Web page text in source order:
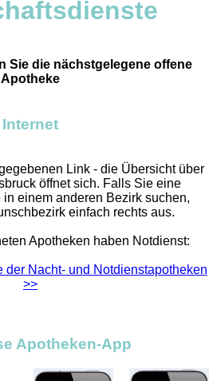
Sie die nächstgelegene offene
Apotheke
Internet
Link - die Übersicht über
öffnet sich. Falls Sie eine
einem anderen Bezirk suchen,
einfach rechts aus.
Apotheken haben Notdienst:
der Nacht- und Notdienstapotheken
>>
Apotheken-App